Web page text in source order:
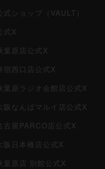
ショップ（VAULT）
式X
葉原店公式X
宿西口店公式X
葉原ラジオ会館店公式X
阪なんばマルイ店公式X
古屋PARCO店公式X
阪日本橋店公式X
葉原店 別館公式X